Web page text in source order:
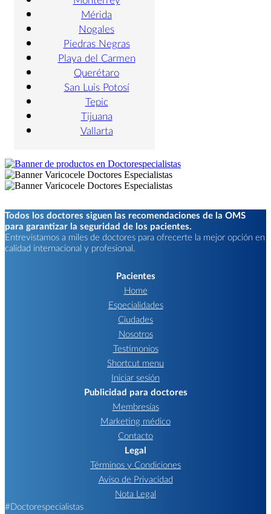
Mérida
Nogales
Piedras Negras
Playa del Carmen
Querétaro
San Luis Potosí
Tepic
Tijuana
Vallarta
Todos los doctores siguen las recomendaciones de la OMS
para garantizar la seguridad de los pacientes.
Entrevistamos a miles de doctores para ofrecerte la mejor opción en
calidad internacional y profesional.
Pacientes
Home
Especialidades
Ciudades
Nosotros
Testimonios
Shortcut menu
Iniciar sesión
Publicidad para doctores
Membresías
Marketing médico
Contacto
Legal
Términos y Condiciones
Aviso de Privacidad
Nota Legal
#Doctorespecialistas